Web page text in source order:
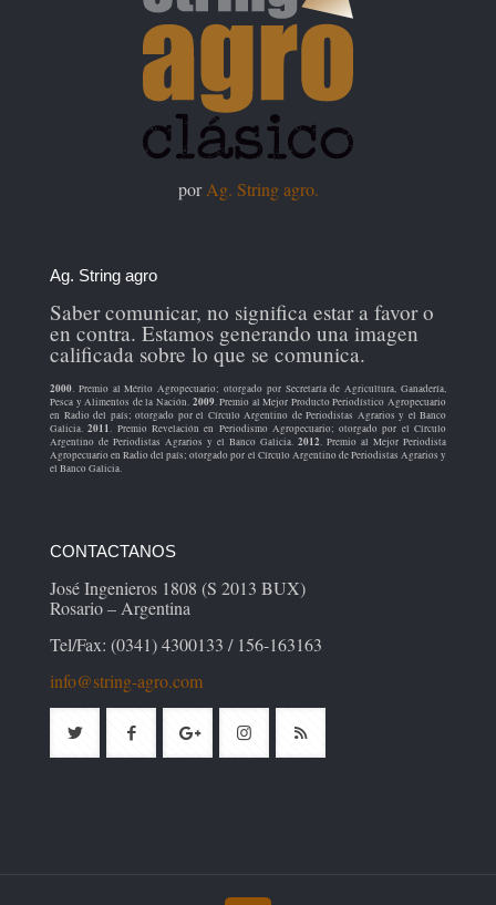
porAg. String agro.
Ag. String agro
Saber comunicar, no significa estar a favor o
en contra. Estamos generando una imagen
calificada sobre lo que se comunica.
2000. Premio al Mérito Agropecuario; otorgado por Secretaría de Agricultura, Ganadería,
Pesca y Alimentos de la Nación. 2009. Premio al Mejor Producto Periodístico Agropecuario
en Radio del país; otorgado por el Círculo Argentino de Periodistas Agrarios y el Banco
Galicia.2011. Premio Revelación en Periodismo Agropecuario; otorgado por el Círculo
Argentino de Periodistas Agrarios y el Banco Galicia. 2012. Premio al Mejor Periodista
Agropecuario en Radio del país; otorgado por el Círculo Argentino de Periodistas Agrarios y
el Banco Galicia.
CONTACTANOS
José Ingenieros 1808 (S 2013 BUX)
Rosario – Argentina
Tel/Fax: (0341) 4300133 / 156-163163
info@string-agro.com